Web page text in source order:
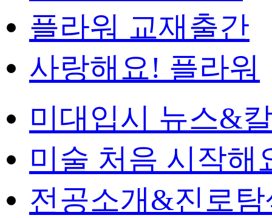
플라워 교재출간
사랑해요! 플라워
미대입시 뉴스&
미술 처음 시작해
전공소개&진로